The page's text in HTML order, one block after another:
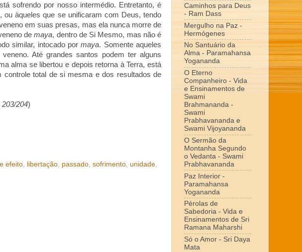
sofrendo por nosso intermédio. Entretanto, é
àqueles que se unificaram com Deus, tendo
em suas presas, mas ela nunca morre de
demaya, dentro de Si Mesmo, mas não é
similar, intocado pormaya. Somente aqueles
Até grandes santos podem ter alguns
alma se libertou e depois retorna à Terra, está
total de si mesma e dos resultados de
204)
efeito libertação passado sofrimento unidade
Caminhos para Deus
- Ram Dass
Mergulho na Paz -
Hermógenes
No Santuário da
Alma - Paramahansa
Yogananda
O Eterno
Companheiro - Vida
e Ensinamentos de
Swami
Brahmananda -
Swami
Prabhavananda e
Swami Vijoyananda
O Sermão da
Montanha Segundo
o Vedanta - Swami
Prabhavananda
Paz Interior -
Paramahansa
Yogananda
Pérolas de
Sabedoria - Vida e
Ensinamentos de Sri
Ramana Maharshi
Só o Amor - Sri Daya
Mata